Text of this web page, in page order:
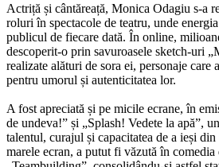
Actriță și cântăreață, Monica Odagiu s-a
roluri în spectacole de teatru, unde
publicul de fiecare dată. În online,
descoperit-o prin savuroasele sketch-uri
realizate alături de sora ei, personaje care
pentru umorul și autenticitatea lor.
A fost apreciată și pe micile ecrane, în
de undeva!” și „Splash! Vedete la apă”,
talentul, curajul și capacitatea de a ieși
marele ecran, a putut fi văzută în comedia